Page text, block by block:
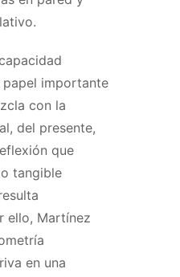
papel importante
con la
del presente,
que
tangible
ello, Martínez
en una